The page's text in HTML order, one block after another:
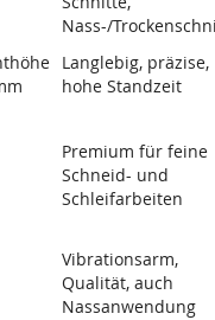
Nass-/
Langlebig, präzise,
hohe Standzeit
Premium für feine
Schneid- und
Schleifarbeiten
Vibrationsarm,
Qualität, auch
Nassanwendung